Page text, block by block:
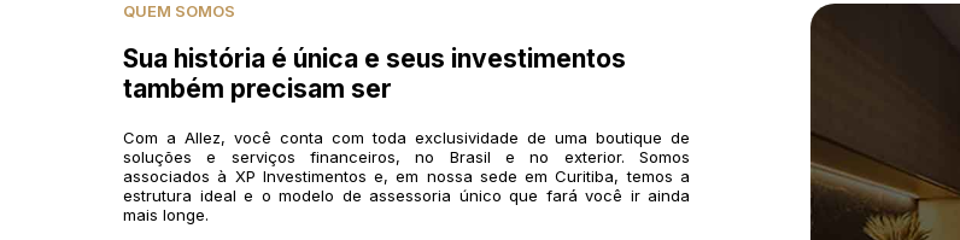
QUEM SOMOS
Sua história é única e seus investimentos
também precisam ser
Com a Allez, você conta com toda exclusividade de uma boutique de
soluções e serviços financeiros, no Brasil e no exterior. Somos
associados à XP Investimentos e, em nossa sede em Curitiba, temos a
estrutura ideal e o modelo de assessoria único que fará você ir ainda
mais longe.